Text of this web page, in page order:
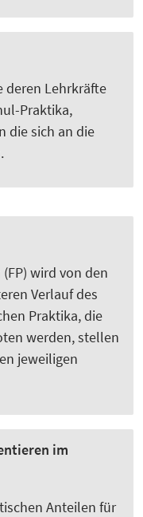
deren Lehrkräfte
Praktika,
die sich an die
wird von den
Verlauf des
Praktika, die
werden, stellen
jeweiligen
im
Anteilen für